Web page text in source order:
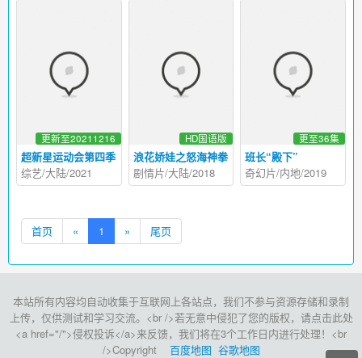
超新星运动会第四季
更新至20211216
综艺/大陆/2021
浪花娇娃之怒海神拳
HD国语版
剧情片/大陆/2018
班长“殿下”
更至36集
奇幻片/内地/2019
首页 « 1 » 尾页
本站所有内容均自动收集于互联网上各站点，我们不参与资源存储和录制
上传，仅供测试和学习交流。<br />若无意中侵犯了您的版权，请点击此处
<a href="/">侵权投诉</a>来反馈，我们将在3个工作日内进行处理！<br
/>Copyright 百度地图 谷歌地图